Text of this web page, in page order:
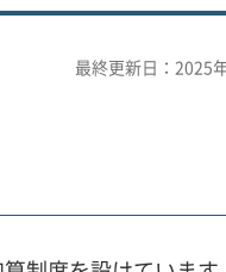
最終更新日：2025